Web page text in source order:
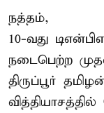
நத்தம்,
10-வது
நடைபெற்ற
திருப்பூர்